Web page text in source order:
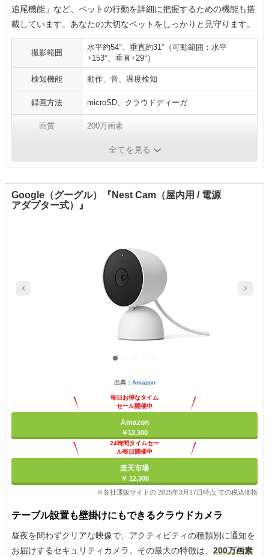
追尾機能」など、ペットの行動を詳細に把握するための機能も搭
載しています。あなたの大切なペットをしっかりと見守ります。
撮影範囲
水平約54°、垂直約31°（可動範囲：水平
+153°、垂直+29°）
検知機能 動作、音、温度検知
録画方法 microSD、クラウドディーガ
画質 200万画素
全てを見る
Google（グーグル）『Nest Cam（屋内用 / 電源
アダプター式）』
出典： Amazon
毎日お得なタイム
セール開催中
Amazon
￥12,300
24時間タイムセー
ル毎日開催中
楽天市場
￥ 12,300
※各社通販サイトの 2025年3月17日時点 での税込価格
テーブル設置も壁掛けにもできるクラウドカメラ
昼夜を問わずクリアな映像で、アクティビティの種類別に通知を
お届けするセキュリティカメラ。その最大の特徴は、 200万画素